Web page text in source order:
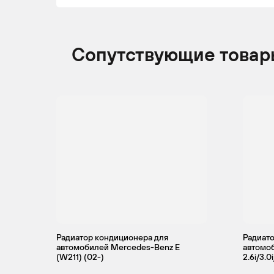
MERCEDES-
Купе
Сопутствующие
Радиатор кондиционера для
автомобилей Mercedes-Benz E
(W211) (02-)
2.6i/